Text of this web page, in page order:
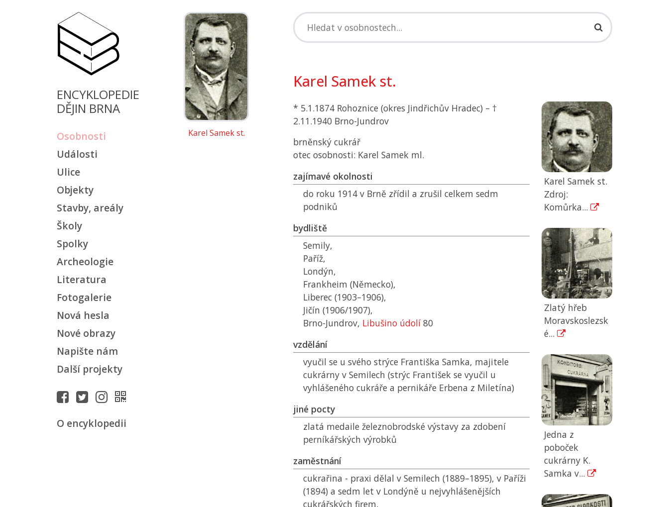
ENCYKLOPEDIE
DĚJIN BRNA
Osobnosti
Události
Ulice
Objekty
Stavby, areály
Školy
Spolky
Archeologie
Literatura
Fotogalerie
Nová hesla
Nové obrazy
Napište nám
Další projekty
O encyklopedii
Karel Samek st.
Karel Samek st.
* 5.1.1874 Rohoznice (okres Jindřichův Hradec) – †
2.11.1940 Brno-Jundrov
brněnský cukrář
otec osobnosti: Karel Samek ml.
zajímavé okolnosti
do roku 1914 v Brně zřídil a zrušil celkem sedm
podniků
bydliště
Semily,
Paříž,
Londýn,
Frankheim (Německo),
Liberec (1903–1906),
Jičín (1906/1907),
Brno-Jundrov, Libušino údolí 80
vzdělání
vyučil se u svého strýce Františka Samka, majitele
cukrárny v Semilech (strýc František se vyučil u
vyhlášeného cukráře a pernikáře Erbena z Miletína)
jiné pocty
zlatá medaile železnobrodské výstavy za zdobení
perníkářských výrobků
zaměstnání
cukrařina - praxi dělal v Semilech (1889–1895), v Paříži
(1894) a sedm let v Londýně u nejvyhlášenějších
cukrářských firem,
Karel Samek st.
Zdroj:
Komůrka...
Zlatý hřeb
Moravskoslezsk
é...
Jedna z
poboček
cukrárny K.
Samka v...